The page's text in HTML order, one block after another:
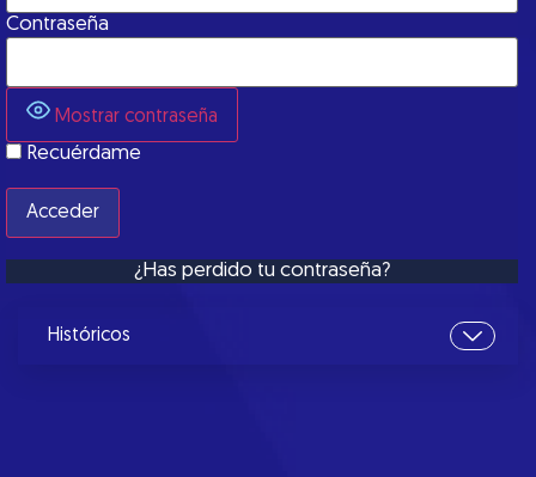
Contraseña
Mostrar contraseña
Recuérdame
¿Has perdido tu contraseña?
Históricos